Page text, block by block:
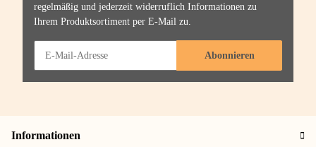
regelmäßig und jederzeit widerruflich Informationen zu
Ihrem Produktsortiment per E-Mail zu.
Abonnieren
Informationen